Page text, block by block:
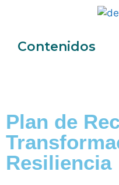
Contenidos
Plan de
Resiliencia